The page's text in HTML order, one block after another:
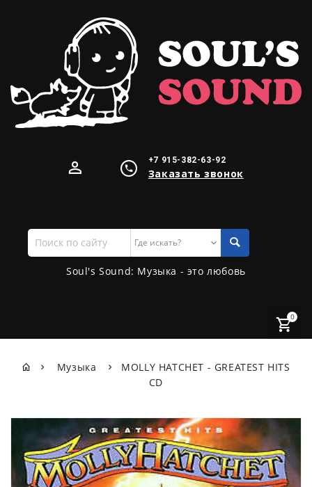
+7 915-382-63-92
Заказать звонок
Поиск
по
сайту
Soul's Sound: Музыка - это любовь
0
Музыка
MOLLY HATCHET - GREATEST HITS
CD